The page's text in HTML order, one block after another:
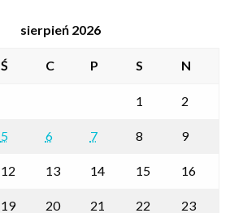
sierpień 2026
Ś C P S N
1 2
5 6 7 8 9
12 13 14 15 16
19 20 21 22 23